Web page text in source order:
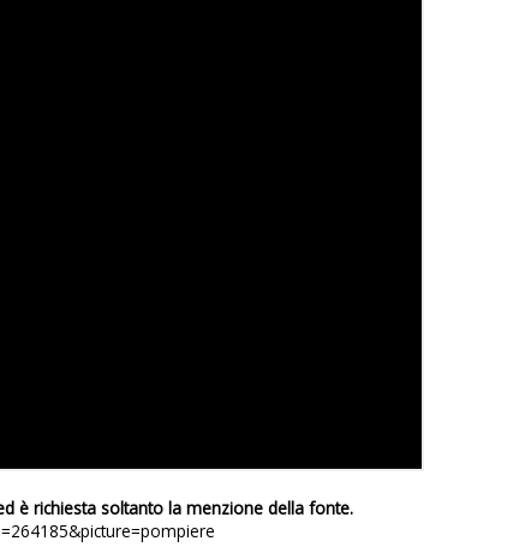
è richiesta soltanto la menzione della fonte.